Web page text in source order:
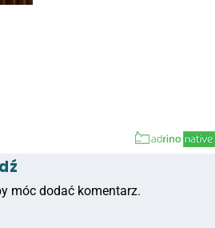
móc dodać komentarz.